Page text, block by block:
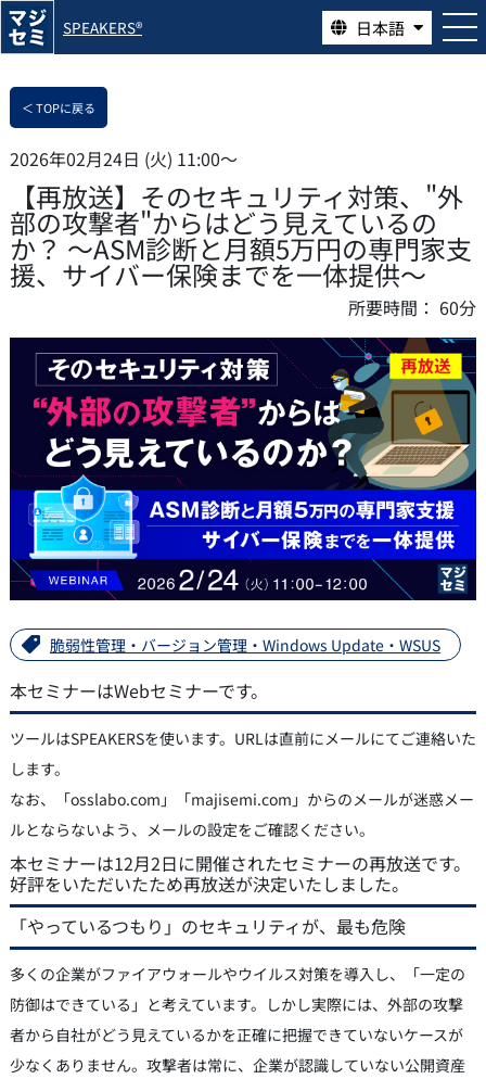
SPEAKERS® 日本語
＜ TOPに戻る
2026年02月24日 (火) 11:00〜
【再放送】そのセキュリティ対策、"外
部の攻撃者"からはどう見えているの
か？ ～ASM診断と月額5万円の専門家支
援、サイバー保険までを一体提供～
所要時間： 60分
脆弱性管理・バージョン管理・Windows Update・WSUS
本セミナーはWebセミナーです。
ツールはSPEAKERSを使います。URLは直前にメールにてご連絡いた
します。
なお、「osslabo.com」「majisemi.com」からのメールが迷惑メー
ルとならないよう、メールの設定をご確認ください。
本セミナーは12月2日に開催されたセミナーの再放送です。
好評をいただいたため再放送が決定いたしました。
「やっているつもり」のセキュリティが、最も危険
多くの企業がファイアウォールやウイルス対策を導入し、「一定の
防御はできている」と考えています。しかし実際には、外部の攻撃
者から自社がどう見えているかを正確に把握できていないケースが
少なくありません。攻撃者は常に、企業が認識していない公開資産